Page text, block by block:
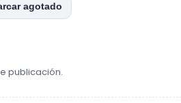
agotado
publicación.